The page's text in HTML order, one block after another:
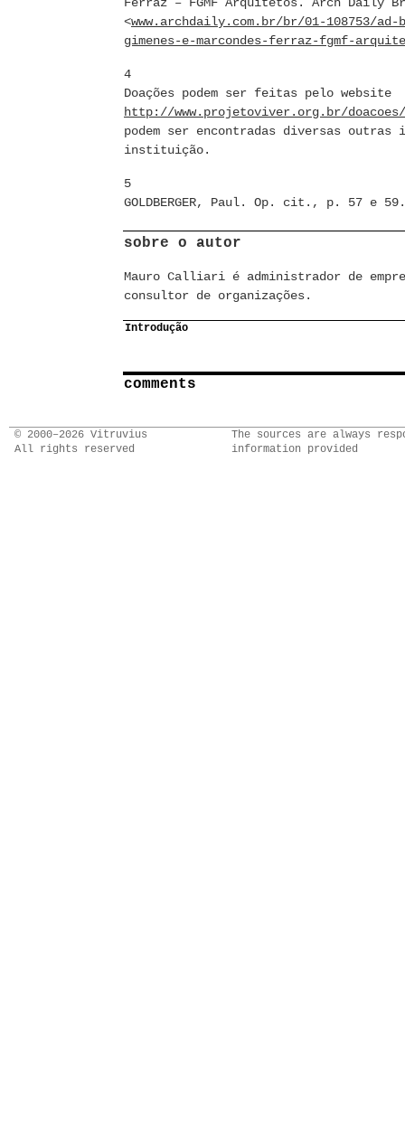
<www.archdaily.com.br/br/01-108753/
gimenes-e-marcondes-ferraz-fgmf-
4
Doações podem ser feitas pelo website
http://www.projetoviver.org.br/doacoes/
podem ser encontradas diversas outras
instituição.
5
GOLDBERGER, Paul. Op. cit., p. 57 e 59.
sobre o autor
Mauro Calliari é administrador de
consultor de organizações.
Introdução
comments
© 2000–2026 Vitruvius
All rights reserved
The sources are always
information provided